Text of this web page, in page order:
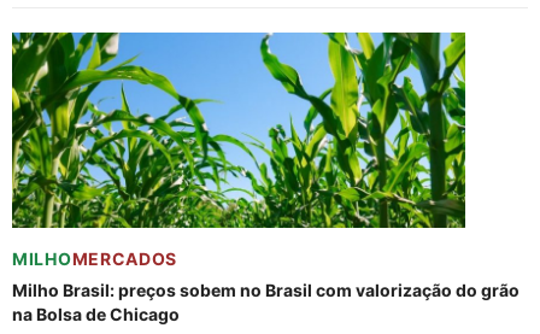
MILHOMERCADOS
Milho Brasil: preços sobem no Brasil com valorização do grão
na Bolsa de Chicago